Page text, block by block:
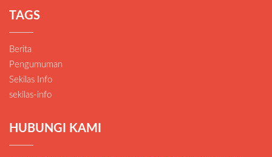
TAGS
Berita
Pengumuman
Sekilas Info
sekilas-info
HUBUNGI KAMI